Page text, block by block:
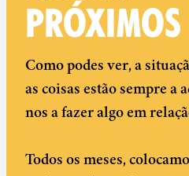
Como podes ver, a
as coisas estão sempre a
nos a fazer algo em
Todos os meses,